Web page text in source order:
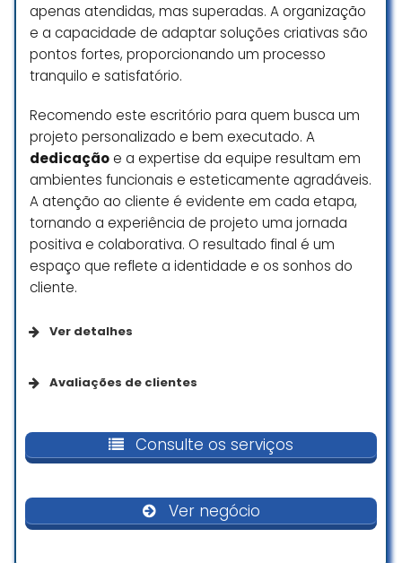
apenas atendidas, mas superadas. A organização
e a capacidade de adaptar soluções criativas são
pontos fortes, proporcionando um processo
tranquilo e satisfatório.
Recomendo este escritório para quem busca um
projeto personalizado e bem executado. A
dedicação e a expertise da equipe resultam em
ambientes funcionais e esteticamente agradáveis.
A atenção ao cliente é evidente em cada etapa,
tornando a experiência de projeto uma jornada
positiva e colaborativa. O resultado final é um
espaço que reflete a identidade e os sonhos do
cliente.
Ver detalhes
Avaliações de clientes
durante o andamento da obra é
excelente! Contratamos móveis
ótimo! Não precisamos
acompanhar presencialmente e
Consulte os serviços
Ver negócio